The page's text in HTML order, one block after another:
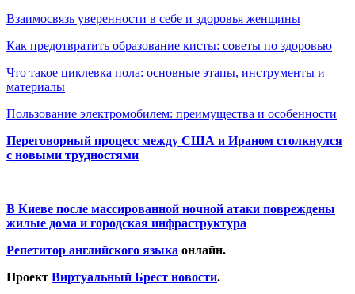
Взаимосвязь уверенности в себе и здоровья женщины
Как предотвратить образование кисты: советы по здоровью
Что такое циклевка пола: основные этапы, инструменты и
материалы
Пользование электромобилем: преимущества и особенности
Переговорный процесс между США и Ираном столкнулся
с новыми трудностями
В Киеве после массированной ночной атаки повреждены
жилые дома и городская инфраструктура
Репетитор английского языка онлайн.
Проект Виртуальный Брест новости.